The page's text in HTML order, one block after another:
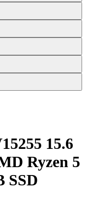
15.6
Ryzen 5
SSD